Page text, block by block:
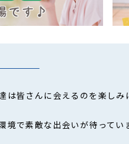
は皆さんに会えるのを楽しみ
境で素敵な出会いが待ってい